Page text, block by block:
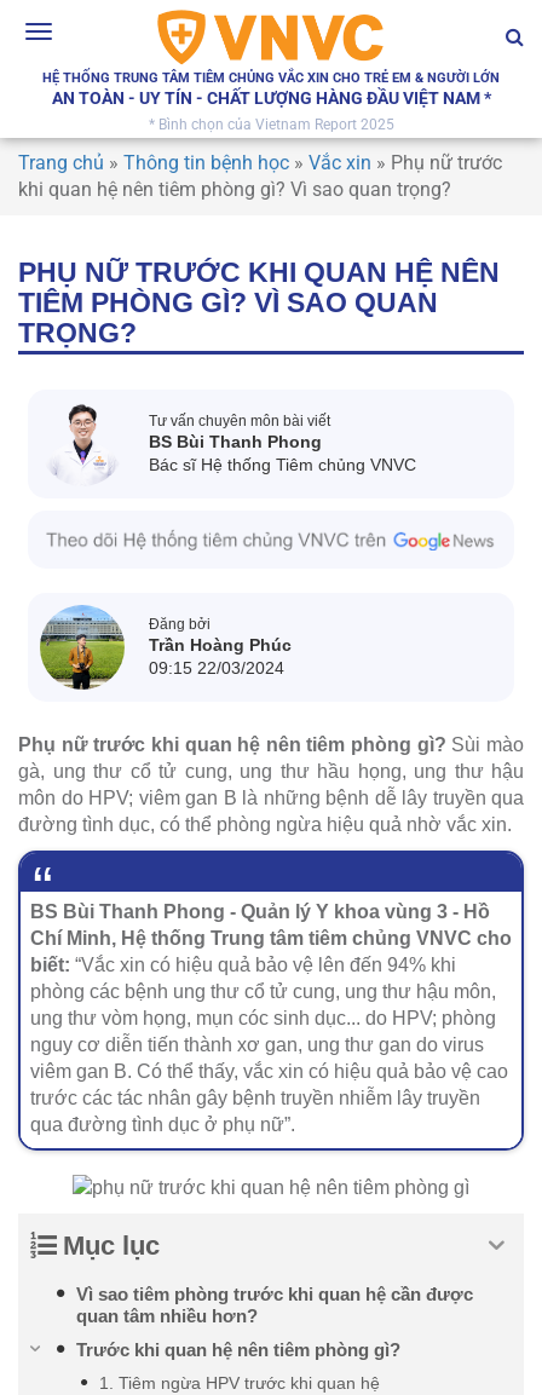
Toggle
HỆ THỐNG TRUNG TÂM TIÊM CHỦNG VẮC XIN CHO TRẺ EM & NGƯỜI LỚN
AN TOÀN - UY TÍN - CHẤT LƯỢNG HÀNG ĐẦU VIỆT NAM *
* Bình chọn của Vietnam Report 2025
Trang chủ » Thông tin bệnh học » Vắc xin » Phụ nữ trước
khi quan hệ nên tiêm phòng gì? Vì sao quan trọng?
PHỤ NỮ TRƯỚC KHI QUAN HỆ NÊN
TIÊM PHÒNG GÌ? VÌ SAO QUAN
TRỌNG?
Tư vấn chuyên môn bài viết
BS Bùi Thanh Phong
Bác sĩ Hệ thống Tiêm chủng VNVC
Đăng bởi
Trần Hoàng Phúc
09:15 22/03/2024
Phụ nữ trước khi quan hệ nên tiêm phòng gì? Sùi mào
gà, ung thư cổ tử cung, ung thư hầu họng, ung thư hậu
môn do HPV; viêm gan B là những bệnh dễ lây truyền qua
đường tình dục, có thể phòng ngừa hiệu quả nhờ vắc xin.
BS Bùi Thanh Phong - Quản lý Y khoa vùng 3 - Hồ
Chí Minh, Hệ thống Trung tâm tiêm chủng VNVC cho
biết: “Vắc xin có hiệu quả bảo vệ lên đến 94% khi
phòng các bệnh ung thư cổ tử cung, ung thư hậu môn,
ung thư vòm họng, mụn cóc sinh dục... do HPV; phòng
nguy cơ diễn tiến thành xơ gan, ung thư gan do virus
viêm gan B. Có thể thấy, vắc xin có hiệu quả bảo vệ cao
trước các tác nhân gây bệnh truyền nhiễm lây truyền
qua đường tình dục ở phụ nữ”.
Mục lục
Vì sao tiêm phòng trước khi quan hệ cần được
quan tâm nhiều hơn?
Trước khi quan hệ nên tiêm phòng gì?
1. Tiêm ngừa HPV trước khi quan hệ